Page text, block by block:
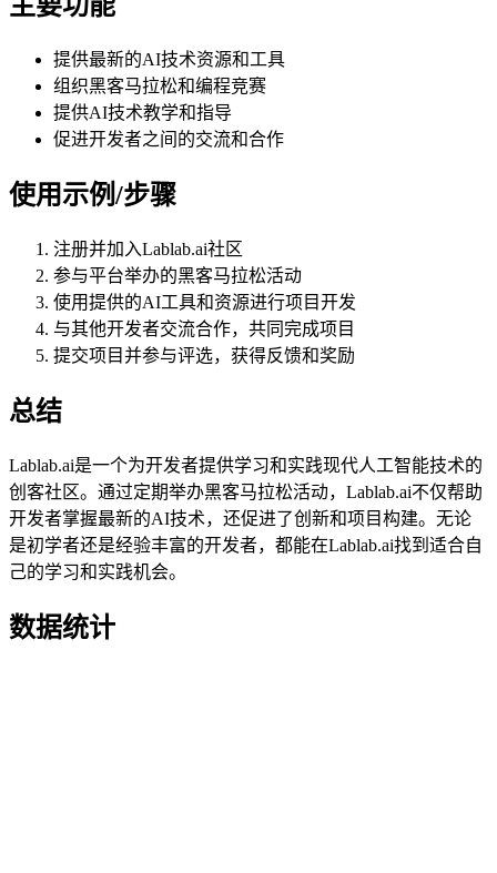
主要功能
提供最新的AI技术资源和工具
组织黑客马拉松和编程竞赛
提供AI技术教学和指导
促进开发者之间的交流和合作
使用示例/步骤
注册并加入Lablab.ai社区
参与平台举办的黑客马拉松活动
使用提供的AI工具和资源进行项目开发
与其他开发者交流合作，共同完成项目
提交项目并参与评选，获得反馈和奖励
总结
Lablab.ai是一个为开发者提供学习和实践现代人工智能技术的
创客社区。通过定期举办黑客马拉松活动，Lablab.ai不仅帮助
开发者掌握最新的AI技术，还促进了创新和项目构建。无论
是初学者还是经验丰富的开发者，都能在Lablab.ai找到适合自
己的学习和实践机会。
数据统计